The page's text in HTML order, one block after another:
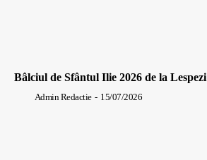
Bâlciul de Sfântul Ilie 2026 de la Lespezi
Admin Redactie - 15/07/2026